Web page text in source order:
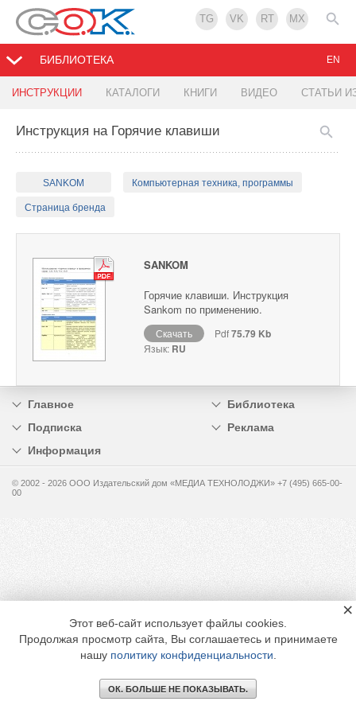
TG VK RT MX
БИБЛИОТЕКА
ИНСТРУКЦИИ КАТАЛОГИ КНИГИ ВИДЕО СТАТЬИ
EN
Инструкция на Горячие клавиши
SANKOM Компьютерная техника, программы
Страница бренда
SANKOM
Горячие клавиши. Инструкция
Sankom по применению.
Скачать Pdf75.79 Kb
Язык: RU
Главное
Библиотека
Подписка
Реклама
Информация
© 2002 - 2026 OOO Издательский дом «МЕДИА ТЕХНОЛОДЖИ» +7 (495) 665-00-
00
Этот веб-сайт использует файлы cookies.
Продолжая просмотр сайта, Вы соглашаетесь и принимаете
нашу политику конфиденциальности
ОК. БОЛЬШЕ НЕ ПОКАЗЫВАТЬ.
×